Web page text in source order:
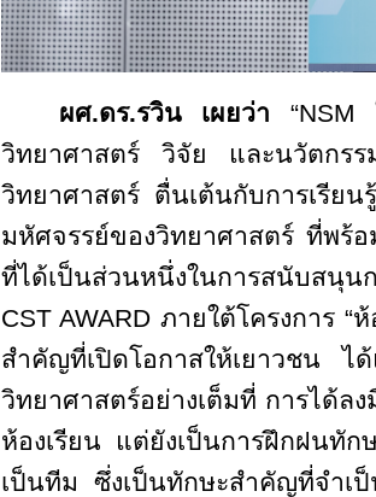
ผศ.ดร.รวิน เผยว่า “NSM
วิทยาศาสตร์ วิจัย และนวัตกรร
วิทยาศาสตร์ ตื่นเต้นกับการเรีย
มหัศจรรย์ของวิทยาศาสตร์ ที่พร้อ
ที่ได้เป็นส่วนหนึ่งในการสนับสนุน
CST AWARD ภายใต้โครงการ “
สำคัญที่เปิดโอกาสให้เยาวชน ไ
วิทยาศาสตร์อย่างเต็มที่ การได้ล
ห้องเรียน แต่ยังเป็นการฝึกฝนทั
เป็นทีม ซึ่งเป็นทักษะสำคัญที่จำเ